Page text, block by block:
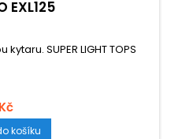
EXL125
SUPER LIGHT TOPS
košíku